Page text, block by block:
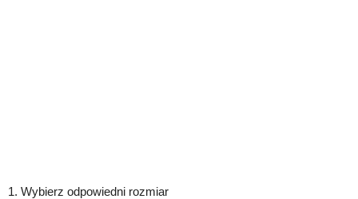
1. Wybierz odpowiedni rozmiar